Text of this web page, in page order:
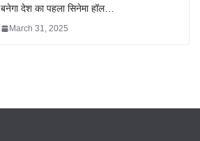
बनेगा देश का पहला सिनेमा हॉल…
March 31, 2025